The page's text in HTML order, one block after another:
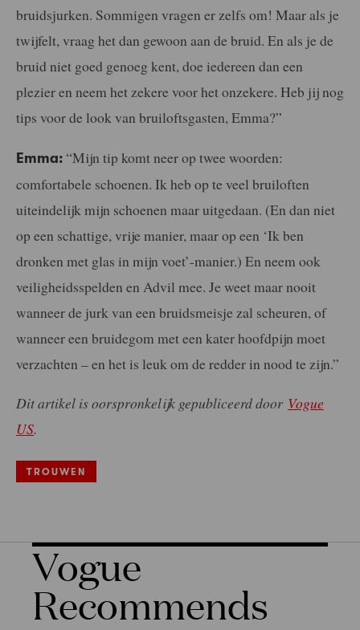
bruidsjurken. Sommigen vragen er zelfs om! Maar als je
twijfelt, vraag het dan gewoon aan de bruid. En als je de
bruid niet goed genoeg kent, doe iedereen dan een
plezier en neem het zekere voor het onzekere. Heb jij nog
tips voor de look van bruiloftsgasten, Emma?”
Emma: “Mijn tip komt neer op twee woorden:
comfortabele schoenen. Ik heb op te veel bruiloften
uiteindelijk mijn schoenen maar uitgedaan. (En dan niet
op een schattige, vrije manier, maar op een ‘Ik ben
dronken met glas in mijn voet’-manier.) En neem ook
veiligheidsspelden en Advil mee. Je weet maar nooit
wanneer de jurk van een bruidsmeisje zal scheuren, of
wanneer een bruidegom met een kater hoofdpijn moet
verzachten – en het is leuk om de redder in nood te zijn.”
Dit artikel is oorspronkelijk gepubliceerd door Vogue
US.
TROUWEN
Vogue
Recommends